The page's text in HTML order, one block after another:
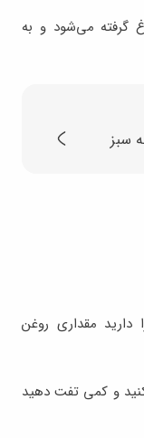
گرفته می‌شود و به
سبز
مقداری روغن
کنید و کمی تفت دهید